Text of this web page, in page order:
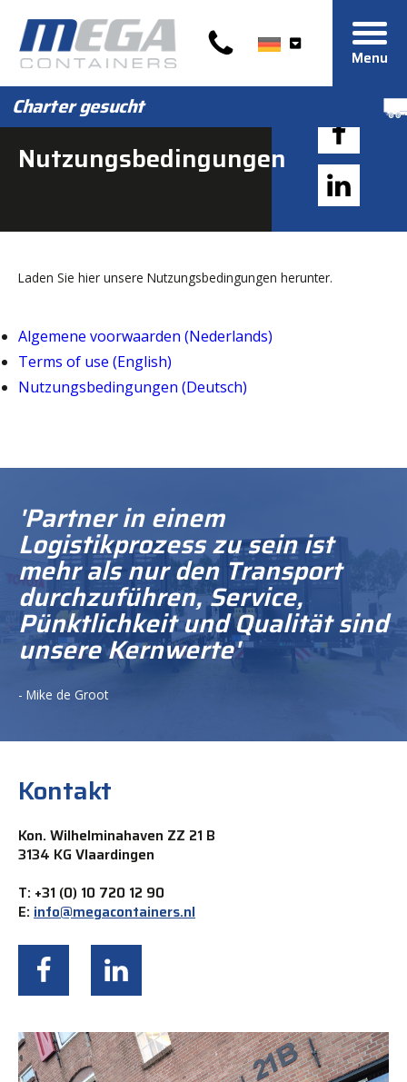
Menu
Charter gesucht
Nutzungsbedingungen
Laden Sie hier unsere Nutzungsbedingungen herunter.
Algemene voorwaarden (Nederlands)
Terms of use (English)
Nutzungsbedingungen (Deutsch)
'Partner in einem
Logistikprozess zu sein ist
mehr als nur den Transport
durchzuführen, Service,
Pünktlichkeit und Qualität sind
unsere Kernwerte'
- Mike de Groot
Kontakt
Kon. Wilhelminahaven ZZ 21 B
3134 KG Vlaardingen
T: +31 (0) 10 720 12 90
E: info@megacontainers.nl